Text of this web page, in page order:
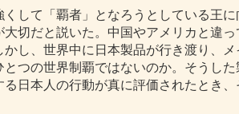
くして「覇者」となろうとしている王
大切だと説いた。中国やアメリカと違
かし、世界中に日本製品が行き渡り、
とつの世界制覇ではないのか。そうし
る日本人の行動が真に評価されたとき